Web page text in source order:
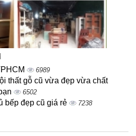
6989
thất gỗ cũ vừa đẹp vừa chất
6502
bếp đẹp cũ giá rẻ 7238